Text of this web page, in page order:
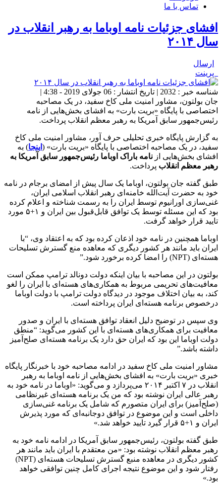
تماس با ما
افشای جزئیات نامه اوباما به رهبر انقلاب در
سال ۲۰۱۴
ارسال
پرینت
شناسه خبر : 2032 | تاریخ انتشار : 06 جولای 2019 - 4:38 |
جان بولتون، مشاور امنیت ملی کاخ سفید، در یک مصاحبه
اختصاصی با پایگاه «بریت بارت» به افشای بخش‌هایی از نامه
رئیس‌جمهور سابق آمریکا به رهبر معظم انقلاب پرداخت.
به گزارش پایگاه خبری تحلیلی حرف آور، مشاور امنیت ملی کاخ
سفید، در یک مصاحبه اختصاصی با پایگاه «بریت بارت» ( اینجا) به
افشای بخش‌هایی از نامه باراک اوباما رئیس‌جمهور سابق آمریکا به
رهبر معظم انقلاب پرداخت.
طبق گفته جان بولتون، اوباما یک سال پیش از امضای برجام در نامه
خود به حضرت آیت‌الله خامنه‌ای رهبر انقلاب اسلامی ایران،
غنی‌سازی اورانیوم توسط ایران را به رسمت شناخته و اعلام کرده
بود که این مسئله توسط یک توافق قابل‌قبول بین ایران و ۱+۵ مورد
تایید قرار خواهد گرفت.
اوباما همچنین در نامه خود اذعان کرده بود که به اعتقاد وی، “با
ایران باید مانند هر کشور دیگری که معاهده منع گسترش تسلیحات
هسته‌ای (NPT) را امضا کرده برخورد شود.”
بولتون در این مصاحبه با بیان اینکه دولت دونالد ترامپ ممکن است
معافیت‌های تحریمی مربوط به همکاری‌های هسته‌ای با ایران را لغو
کند، به بیان اختلاف موجود در دیدگاه دولت ترامپ با دولت اوباما
درخصوص برنامه هسته‌ای ایران پرداخته است.
وی سپس در توضیح دلیل انعقاد توافق هسته‌ای با ایران و صدور
معافیت برای همکاری‌های هسته‌ای با این کشور می‌گوید: “منطق
دولت اوباما این بود که ایران حق دارد یک برنامه هسته‌ای صلح‌آمیز
داشته باشد.”
مشاور امنیت ملی کاخ سفید در ادامه مصاحبه خود با خبرنگار پایگاه
خبری «بریت بارت» به افشای بخش‌هایی از نامه اوباما به رهبر
انقلاب در ۷ اکتبر ۲۰۱۴ می‌پردازد و می‌گوید: «اوباما در نامه خود به
رهبر عالی ایران نوشته بود که من یک برنامه هسته‌ای غیرنظامی
(صلح‌آمیز) برای ایران متصورم که شامل یک برنامه غنی‌سازی
داخلی است و این موضوع در توافق دوجانبه‌ای که مورد پذیرش
ایران و ۱+۵ قرار گیرد تایید خواهد شد.»
طبق گفته بولتون، رئیس‌جمهور سابق آمریکا در ادامه نامه خود به
رهبر معظم انقلاب نوشته بود: «من معتقدم با ایران باید مانند هر
کشور دیگری در معاهده منبع گسترش تسلیحات هسته‌ای (NPT)
رفتار شود و این موضوع نتیجه اجرای کامل چنین توافقی خواهد
بود.»